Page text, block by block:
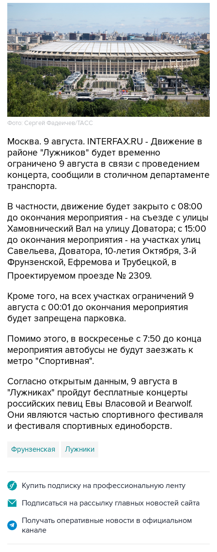
Фото: Сергей Фадеичев/ТАСС
Москва. 9 августа. INTERFAX.RU - Движение в
районе "Лужников" будет временно
ограничено 9 августа в связи с проведением
концерта, сообщили в столичном департаменте
транспорта.
В частности, движение будет закрыто с 08:00
до окончания мероприятия - на съезде с улицы
Хамовнический Вал на улицу Доватора; с 15:00
до окончания мероприятия - на участках улиц
Савельева, Доватора, 10-летия Октября, 3-й
Фрунзенской, Ефремова и Трубецкой, в
Проектируемом проезде № 2309.
Кроме того, на всех участках ограничений 9
августа с 00:01 до окончания мероприятия
будет запрещена парковка.
Помимо этого, в воскресенье с 7:50 до конца
мероприятия автобусы не будут заезжать к
метро "Спортивная".
Согласно открытым данным, 9 августа в
"Лужниках" пройдут бесплатные концерты
российских певиц Евы Власовой и Bearwolf.
Они являются частью спортивного фестиваля
и фестиваля спортивных единоборств.
Фрунзенская Лужники
Купить подписку на профессиональную ленту
Подписаться на рассылку главных новостей сайта
Получать оперативные новости в официальном
канале